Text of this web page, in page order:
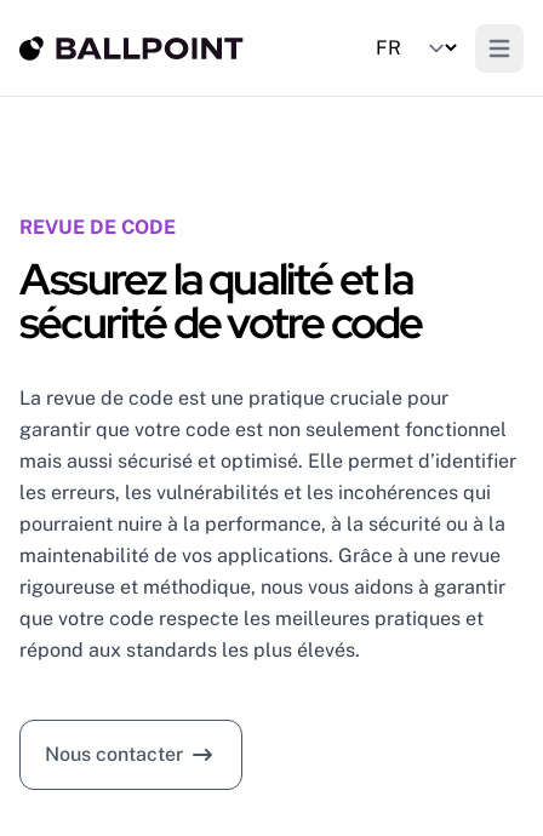
Open
REVUE DE CODE
Assurez la qualité et la
sécurité de votre code
La revue de code est une pratique cruciale pour
garantir que votre code est non seulement fonctionnel
mais aussi sécurisé et optimisé. Elle permet d’identifier
les erreurs, les vulnérabilités et les incohérences qui
pourraient nuire à la performance, à la sécurité ou à la
maintenabilité de vos applications. Grâce à une revue
rigoureuse et méthodique, nous vous aidons à garantir
que votre code respecte les meilleures pratiques et
répond aux standards les plus élevés.
Nous contacter